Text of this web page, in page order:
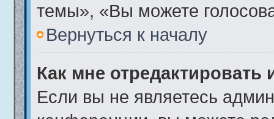
темы», «Вы можете
Вернуться к началу
Как мне
Если вы не являетесь